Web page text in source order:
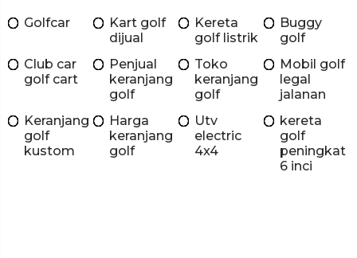
Golfcar
Kart golf
dijual
Kereta
golf listrik
Buggy
golf
Club car
golf cart
Penjual
keranjang
golf
Toko
keranjang
golf
Mobil golf
legal
jalanan
Keranjang
golf
kustom
Harga
keranjang
golf
Utv
electric
4x4
kereta
golf
peningkat
6 inci